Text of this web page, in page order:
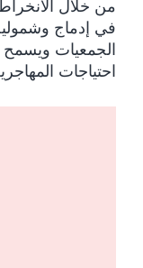
من خلال
في إدماج
الجمعيات ويسمح
احتياجات